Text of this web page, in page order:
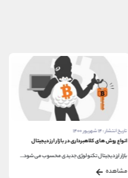
تاریخ انتشار : ۱۴ شهریور ۱۴۰۰
انواع روش های کلاهبرداری در بازار ارز دیجیتال
بازار ارز دیجیتال تکنولوژی جدیدی محسوب می شود...
مشاهده